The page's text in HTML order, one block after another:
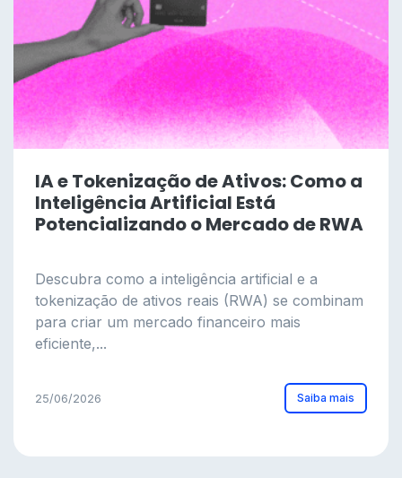
IA e Tokenização de Ativos: Como a
Inteligência Artificial Está
Potencializando o Mercado de RWA
Descubra como a inteligência artificial e a
tokenização de ativos reais (RWA) se combinam
para criar um mercado financeiro mais
eficiente,...
25/06/2026 Saiba mais